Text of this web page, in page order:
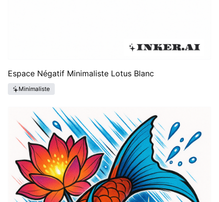
Espace Négatif Minimaliste Lotus Blanc
Minimaliste